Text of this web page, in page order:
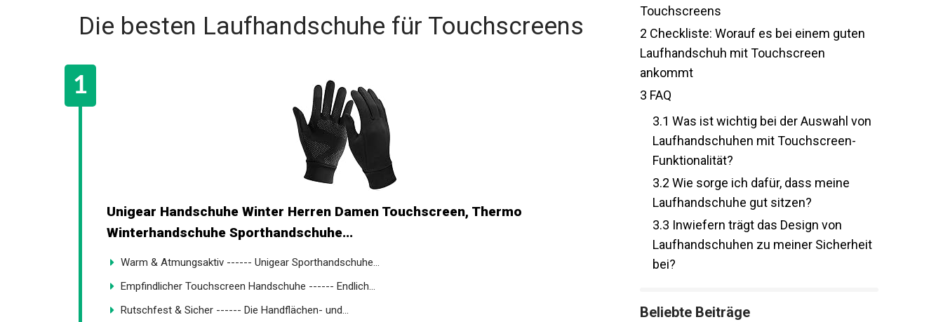
Die besten Laufhandschuhe für Touchscreens
Unigear Handschuhe Winter Herren Damen Touchscreen, Thermo
Winterhandschuhe Sporthandschuhe...
Warm & Atmungsaktiv ------ Unigear Sporthandschuhe...
Empfindlicher Touchscreen Handschuhe ------ Endlich...
Rutschfest & Sicher ------ Die Handflächen- und...
Touchscreens
Checkliste: Worauf es bei einem guten
Laufhandschuh mit Touchscreen
ankommt
FAQ
3.1Was ist wichtig bei der Auswahl von
Laufhandschuhen mit Touchscreen-
Funktionalität?
3.2Wie sorge ich dafür, dass meine
Laufhandschuhe gut sitzen?
3.3Inwiefern trägt das Design von
Laufhandschuhen zu meiner Sicherheit
bei?
Beliebte Beiträge